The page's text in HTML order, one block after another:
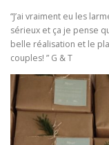
“J’ai vraiment eu les
sérieux et ça je pense
belle réalisation et le
couples! ” G & T